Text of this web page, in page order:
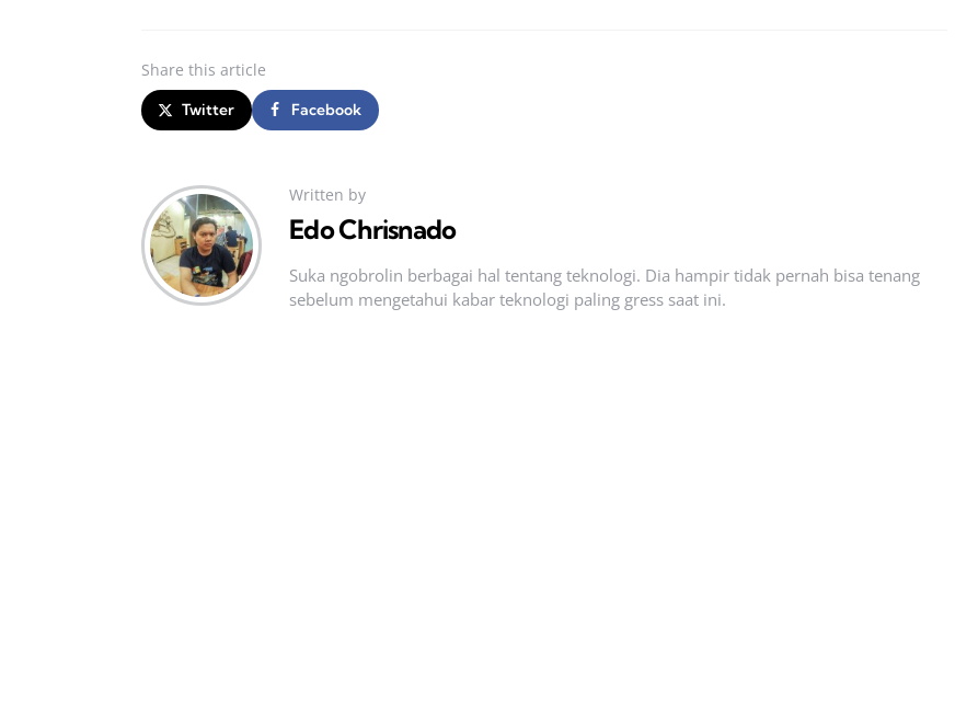
Share this article
Twitter Facebook
Written by
Edo Chrisnado
Suka ngobrolin berbagai hal tentang teknologi. Dia hampir tidak pernah bisa tenang
sebelum mengetahui kabar teknologi paling gress saat ini.